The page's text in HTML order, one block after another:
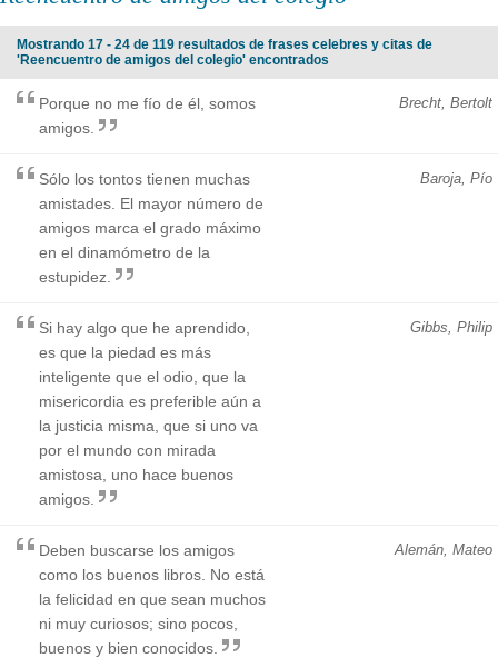
Mostrando 17 - 24 de 119 resultados de frases celebres y citas de
'Reencuentro de amigos del colegio' encontrados
Brecht, Bertolt
Porque no me fío de él, somos
amigos.
Baroja, Pío
Sólo los tontos tienen muchas
amistades. El mayor número de
amigos marca el grado máximo
en el dinamómetro de la
estupidez.
Gibbs, Philip
Si hay algo que he aprendido,
es que la piedad es más
inteligente que el odio, que la
misericordia es preferible aún a
la justicia misma, que si uno va
por el mundo con mirada
amistosa, uno hace buenos
amigos.
Alemán, Mateo
Deben buscarse los amigos
como los buenos libros. No está
la felicidad en que sean muchos
ni muy curiosos; sino pocos,
buenos y bien conocidos.